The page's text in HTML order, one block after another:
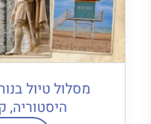
מסלול טיול
היסטוריה,